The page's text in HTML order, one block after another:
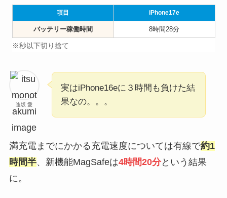
項目 iPhone17e
バッテリー稼働時間 8時間28分
※秒以下切り捨て
逢坂 愛
実はiPhone16eに３時間も負けた結
果なの。。。
満充電までにかかる充電速度については有線で約1
時間半、新機能MagSafeは4時間20分という結果
に。